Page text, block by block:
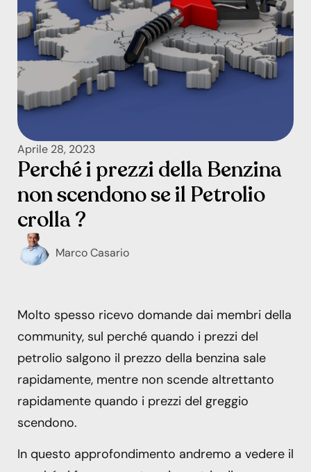
Aprile 28, 2023
Perché i prezzi della Benzina
non scendono se il Petrolio
crolla ?
Marco Casario
Molto spesso ricevo domande dai membri della
community, sul perché quando i prezzi del
petrolio salgono il prezzo della benzina sale
rapidamente, mentre non scende altrettanto
rapidamente quando i prezzi del greggio
scendono.
In questo approfondimento andremo a vedere il